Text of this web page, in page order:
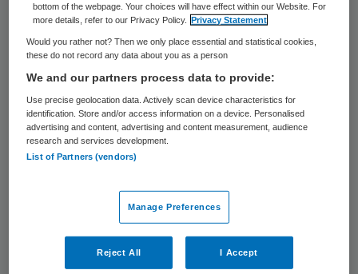
hoogleraar Integrale Gezondheidszorg bij
Tranzo. Dat is het wetenschappelijk
centrum op het gebied van zorg en welzijn.
Dat maakt deuniversiteitbekend in een
persbericht. Voor de bijzondere leerstoel
wordt betaald door het RIVM, waaraan
Kwaliteit van zorg en
gezondheidseconomie. Als bijzonder
hoogleraar gaat ze zich inspannen voor de
integratie van preventie, zorg en welzijn.
bottom of the webpage. Your choices will have effect within our Website. For
more details, refer to our Privacy Policy.
Privacy Statement
Would you rather not? Then we only place essential and statistical cookies,
these do not record any data about you as a person
We and our partners process data to provide:
Use precise geolocation data. Actively scan device characteristics for
identification. Store and/or access information on a device. Personalised
advertising and content, advertising and content measurement, audience
research and services development.
List of Partners (vendors)
Manage Preferences
Reject All I Accept